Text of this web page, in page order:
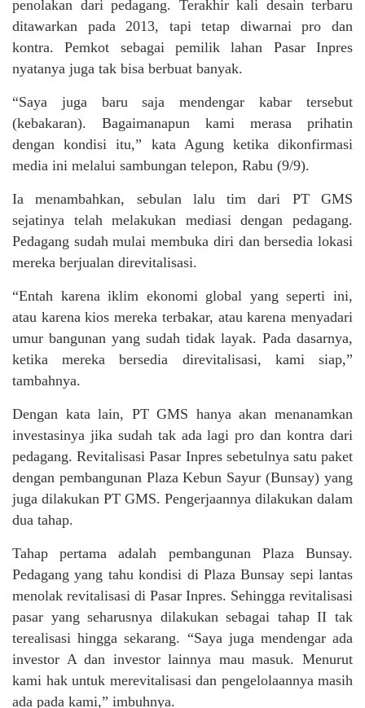
penolakan dari pedagang. Terakhir kali desain terbaru
ditawarkan pada 2013, tapi tetap diwarnai pro dan
kontra. Pemkot sebagai pemilik lahan Pasar Inpres
nyatanya juga tak bisa berbuat banyak.
“Saya juga baru saja mendengar kabar tersebut
(kebakaran). Bagaimanapun kami merasa prihatin
dengan kondisi itu,” kata Agung ketika dikonfirmasi
media ini melalui sambungan telepon, Rabu (9/9).
Ia menambahkan, sebulan lalu tim dari PT GMS
sejatinya telah melakukan mediasi dengan pedagang.
Pedagang sudah mulai membuka diri dan bersedia lokasi
mereka berjualan direvitalisasi.
“Entah karena iklim ekonomi global yang seperti ini,
atau karena kios mereka terbakar, atau karena menyadari
umur bangunan yang sudah tidak layak. Pada dasarnya,
ketika mereka bersedia direvitalisasi, kami siap,”
tambahnya.
Dengan kata lain, PT GMS hanya akan menanamkan
investasinya jika sudah tak ada lagi pro dan kontra dari
pedagang. Revitalisasi Pasar Inpres sebetulnya satu paket
dengan pembangunan Plaza Kebun Sayur (Bunsay) yang
juga dilakukan PT GMS. Pengerjaannya dilakukan dalam
dua tahap.
Tahap pertama adalah pembangunan Plaza Bunsay.
Pedagang yang tahu kondisi di Plaza Bunsay sepi lantas
menolak revitalisasi di Pasar Inpres. Sehingga revitalisasi
pasar yang seharusnya dilakukan sebagai tahap II tak
terealisasi hingga sekarang. “Saya juga mendengar ada
investor A dan investor lainnya mau masuk. Menurut
kami hak untuk merevitalisasi dan pengelolaannya masih
ada pada kami,” imbuhnya.